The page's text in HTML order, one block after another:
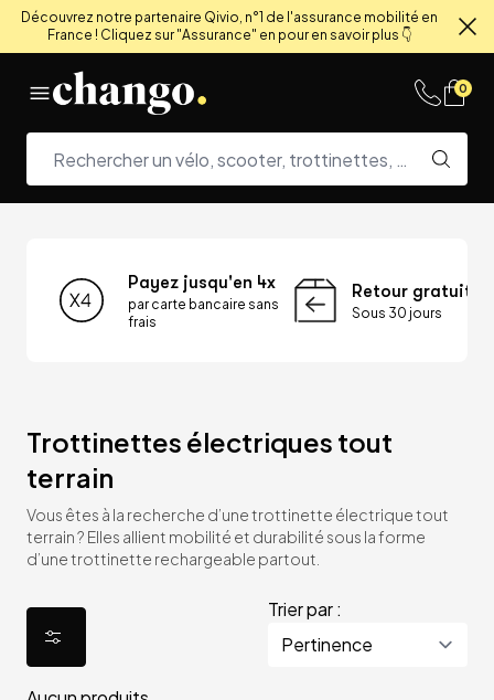
Découvrez notre partenaire Qivio, n°1 de l'assurance mobilité en
France ! Cliquez sur "Assurance" en pour en savoir plus 👇
0
Payez jusqu'en 4x
par carte bancaire sans
frais
Retour gratuit
Sous 30 jours
Trottinettes électriques tout
terrain
Vous êtes à la recherche d’une trottinette électrique tout
terrain ? Elles allient mobilité et durabilité sous la forme
d’une trottinette rechargeable partout.
Trier par :